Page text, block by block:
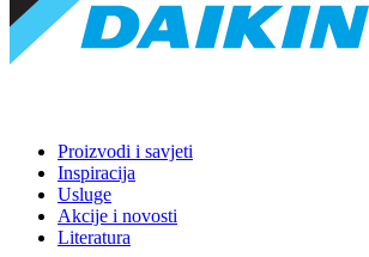
Proizvodi i savjeti
Inspiracija
Usluge
Akcije i novosti
Literatura